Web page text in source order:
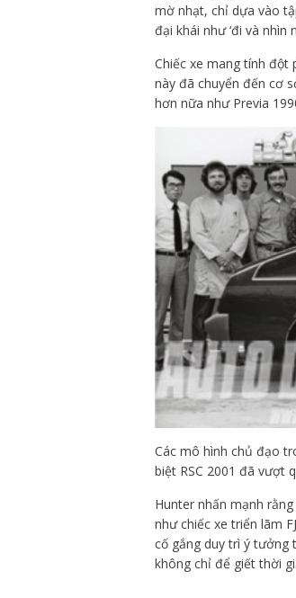
mờ nhạt, chỉ dựa vào
đại khái như ‘đi và nhìn
Chiếc xe mang tính đột
này đã chuyển đến cơ
hơn nữa như Previa
Các mô hình chủ đạo
biệt RSC 2001 đã vượt
Hunter nhấn mạnh
như chiếc xe triển lãm
cố gắng duy trì ý tưởng
không chỉ để giết thời